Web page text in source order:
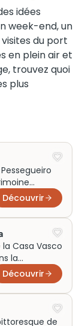
idées
week-end, un
du port
en plein air et
trouvez quoi
plus
fort datant
rôle de
les
Découvrir
Casa Vasco
la
dans un
de
lieux, et
architecture
Découvrir
de